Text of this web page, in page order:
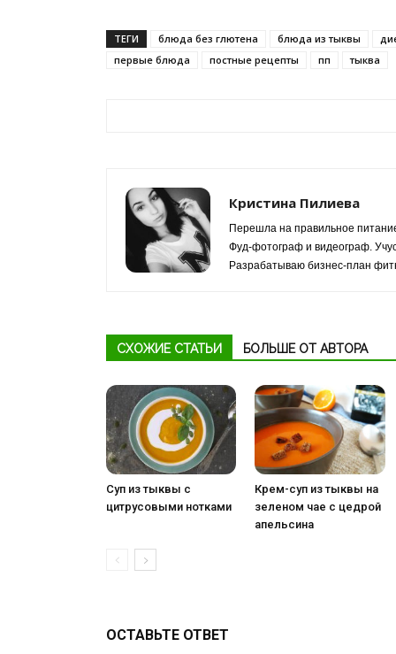
ТЕГИ блюда без глютена блюда из тыквы
первые блюда
постные рецепты пп тыква
Кристина Пилиева
Перешла на правильное
Фуд-фотограф и видеограф.
Разрабатываю бизнес-план
СХОЖИЕ СТАТЬИ БОЛЬШЕ ОТ АВТОРА
Суп из тыквы с
цитрусовыми нотками
Крем-суп из тыквы на
зеленом чае с цедрой
апельсина
ОСТАВЬТЕ ОТВЕТ